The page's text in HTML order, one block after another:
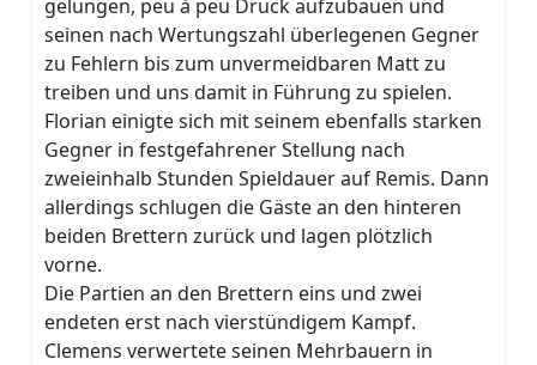
gelungen, peu à peu Druck aufzubauen und
seinen nach Wertungszahl überlegenen Gegner
zu Fehlern bis zum unvermeidbaren Matt zu
treiben und uns damit in Führung zu spielen.
Florian einigte sich mit seinem ebenfalls starken
Gegner in festgefahrener Stellung nach
zweieinhalb Stunden Spieldauer auf Remis. Dann
allerdings schlugen die Gäste an den hinteren
beiden Brettern zurück und lagen plötzlich
vorne.
Die Partien an den Brettern eins und zwei
endeten erst nach vierstündigem Kampf.
Clemens verwertete seinen Mehrbauern in